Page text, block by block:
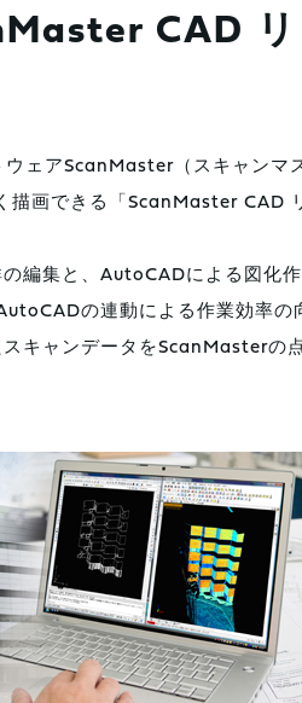
CAD
ェアScanMaster（スキャンマ
画できる「ScanMaster CAD
編集と、AutoCADによる図化
の連動による作業効率の
キャンデータをScanMasterの